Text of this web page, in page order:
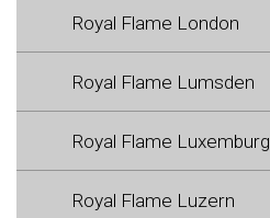
Royal Flame London
Royal Flame Lumsden
Royal Flame Luxemburg
Royal Flame Luzern